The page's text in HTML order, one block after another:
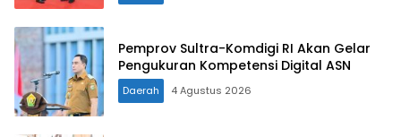
Pemprov Sultra-Komdigi RI Akan Gelar
Pengukuran Kompetensi Digital ASN
Daerah 4 Agustus 2026